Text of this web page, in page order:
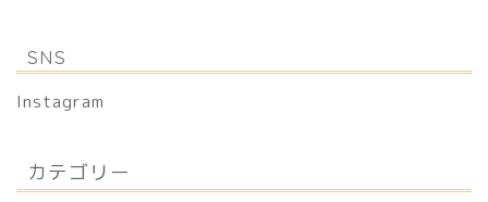
SNS
Instagram
カテゴリー